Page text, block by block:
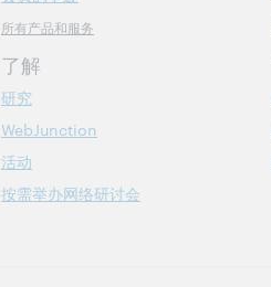
所有产品和服务
了解
研究
WebJunction
活动
按需举办网络研讨会